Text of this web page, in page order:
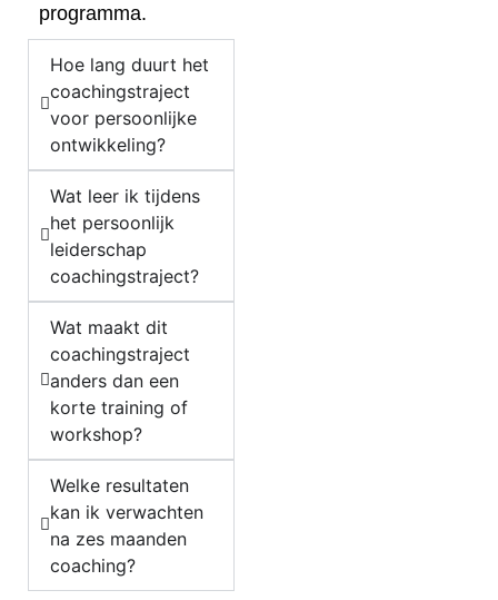
programma.
Hoe lang duurt het
coachingstraject
voor persoonlijke
ontwikkeling?
Wat leer ik tijdens
het persoonlijk
leiderschap
coachingstraject?
Wat maakt dit
coachingstraject
anders dan een
korte training of
workshop?
Welke resultaten
kan ik verwachten
na zes maanden
coaching?